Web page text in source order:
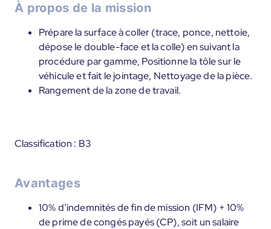
À propos de la mission
Prépare la surface à coller (trace, ponce, nettoie,
dépose le double-face et la colle) en suivant la
procédure par gamme, Positionne la tôle sur le
véhicule et fait le jointage, Nettoyage de la pièce.
Rangement de la zone de travail.
Classification : B3
Avantages
10% d’indemnités de fin de mission (IFM) + 10%
de prime de congés payés (CP), soit un salaire